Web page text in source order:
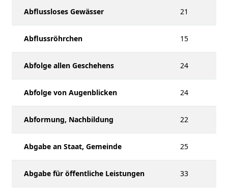
Abflussloses Gewässer 21
Abflussröhrchen 15
Abfolge allen Geschehens 24
Abfolge von Augenblicken 24
Abformung, Nachbildung 22
Abgabe an Staat, Gemeinde 25
Abgabe für öffentliche Leistungen 33